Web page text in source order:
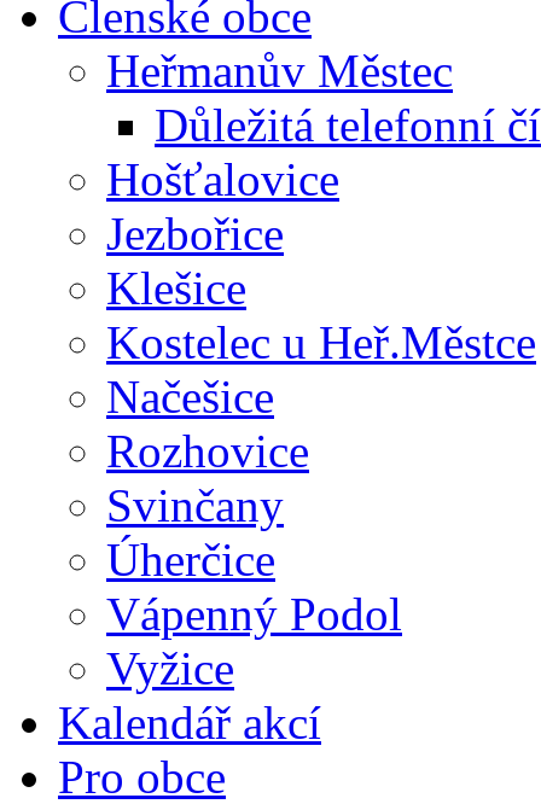
Členské obce
Heřmanův Městec
Důležitá telefonní
Hošťalovice
Jezbořice
Klešice
Kostelec u Heř.Městce
Načešice
Rozhovice
Svinčany
Úherčice
Vápenný Podol
Vyžice
Kalendář akcí
Pro obce